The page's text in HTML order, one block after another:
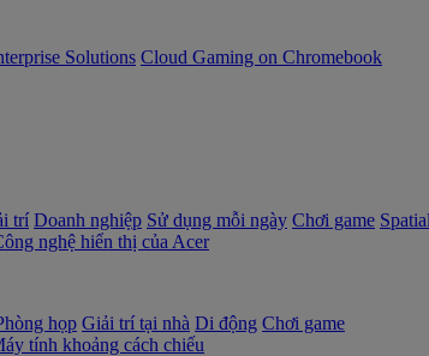
Solutions Cloud Gaming on Chromebook
trí Doanh nghiệp Sử dụng mỗi ngày Chơi game
nghệ hiển thị của Acer
họp Giải trí tại nhà Di động Chơi game
tính khoảng cách chiếu